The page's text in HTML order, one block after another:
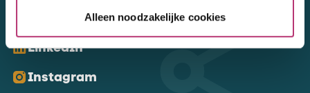
Alleen noodzakelijke cookies
Kom ons volgen
LinkedIn
Instagram